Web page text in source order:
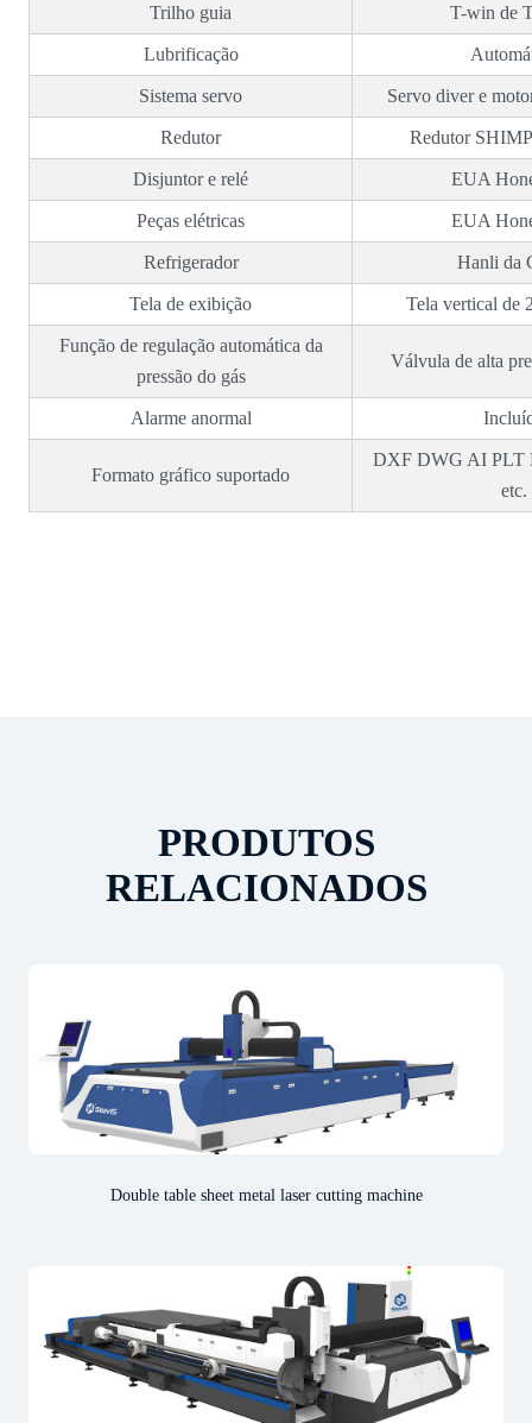
Trilho guia T-win de
Lubrificação
Sistema servo Servo diver e
Redutor Redutor
Disjuntor e relé EUA
Peças elétricas EUA
Refrigerador Hanli da
Tela de exibição Tela vertical de
Função de regulação automática da
pressão do gás
Válvula de alta
Alarme anormal
Formato gráfico suportado
DXF DWG AI PLT
etc.
PRODUTOS
RELACIONADOS
Double table sheet metal laser cutting machine